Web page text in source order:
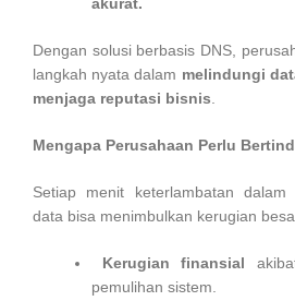
Dengan solusi berbasis DNS,
langkah nyata dalam melindungi
menjaga reputasi bisnis
Mengapa Perusahaan Perlu
Setiap menit keterlambatan dalam
data bisa menimbulkan kerugian
Kerugian finansial
pemulihan sistem.